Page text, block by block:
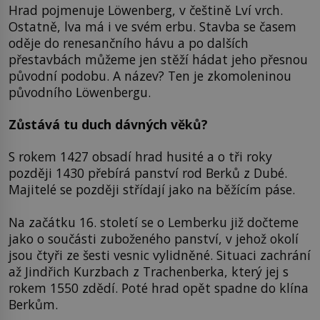
Hrad pojmenuje Löwenberg, v češtině Lví vrch.
Ostatně, lva má i ve svém erbu. Stavba se časem
oděje do renesančního hávu a po dalších
přestavbách můžeme jen stěží hádat jeho přesnou
původní podobu. A název? Ten je zkomoleninou
původního Löwenbergu.
Zůstává tu duch dávných věků?
S rokem 1427 obsadí hrad husité a o tři roky
později 1430 přebírá panství rod Berků z Dubé.
Majitelé se později střídají jako na běžícím páse.
Na začátku 16. století se o Lemberku již dočteme
jako o součásti zuboženého panství, v jehož okolí
jsou čtyři ze šesti vesnic vylidněné. Situaci zachrání
až Jindřich Kurzbach z Trachenberka, který jej s
rokem 1550 zdědí. Poté hrad opět spadne do klína
Berkům.